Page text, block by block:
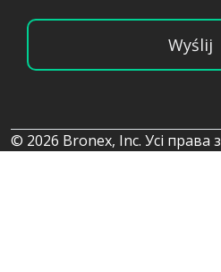
Wyślij
© 2026 Bronex, Inc. Усі права